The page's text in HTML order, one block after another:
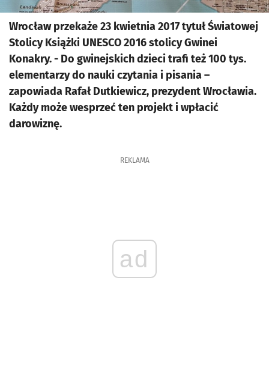
Wrocław przekaże 23 kwietnia 2017 tytuł Światowej
Stolicy Książki UNESCO 2016 stolicy Gwinei
Konakry. - Do gwinejskich dzieci trafi też 100 tys.
elementarzy do nauki czytania i pisania –
zapowiada Rafał Dutkiewicz, prezydent Wrocławia.
Każdy może wesprzeć ten projekt i wpłacić
darowiznę.
REKLAMA
ad